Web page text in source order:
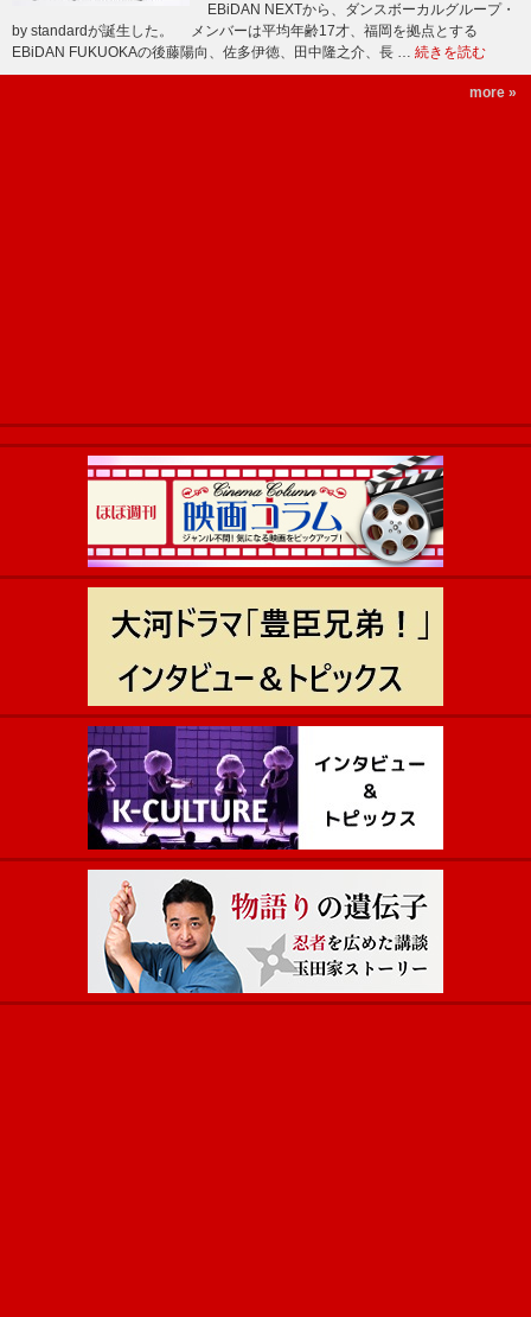
EBiDAN NEXTから、ダンスボーカルグループ・
by standardが誕生した。 メンバーは平均年齢17才、福岡を拠点とする
EBiDAN FUKUOKAの後藤陽向、佐多伊徳、田中隆之介、長 … 続きを読む
more »